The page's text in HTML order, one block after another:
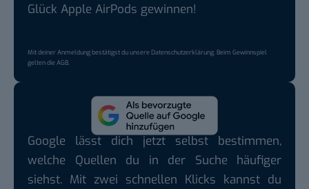
Glück Apple AirPods gewinnen!
Mit deiner Anmeldung bestätigst du unsereDatenschutzerklärung. Beim Gewinnspiel
gelten dieAGB.
Google lässt dich jetzt selbst bestimmen,
welche Quellen du in der Suche häufiger
siehst. Mit zwei schnellen Klicks kannst du